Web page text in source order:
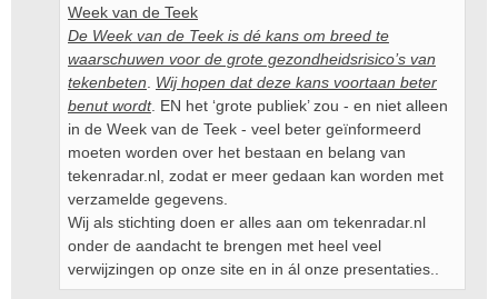
Week van de Teek
De Week van de Teek is dé kans om breed te
waarschuwen voor de grote gezondheidsrisico’s van
tekenbeten
Wij hopen dat deze kans voortaan beter
benut wordt. EN het ‘grote publiek’ zou - en niet alleen
in de Week van de Teek - veel beter geïnformeerd
moeten worden over het bestaan en belang van
tekenradar.nl, zodat er meer gedaan kan worden met
verzamelde gegevens.
Wij als stichting doen er alles aan om tekenradar.nl
onder de aandacht te brengen met heel veel
verwijzingen op onze site en in ál onze presentaties..